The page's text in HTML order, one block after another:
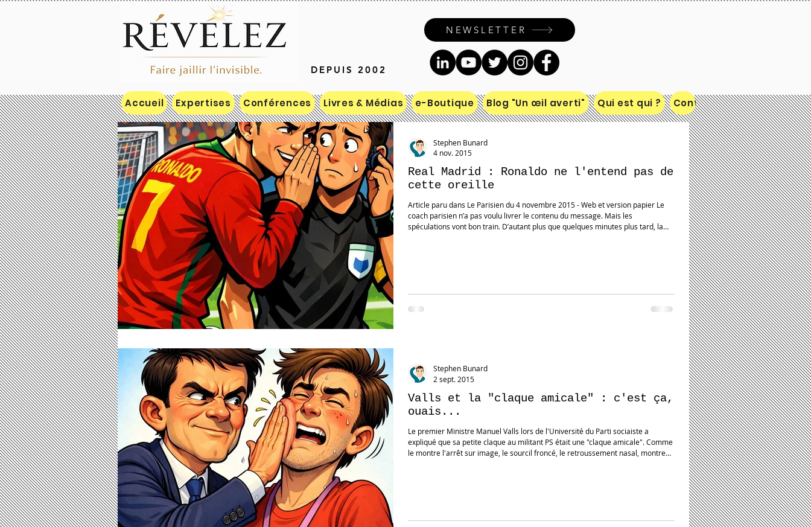
Real Madrid : Ronaldo ne l'entend pas de
cette oreille
Article paru dans Le Parisien du 4 novembre 2015 - Web et version papier Le
coach parisien n’a pas voulu livrer le contenu du message. Mais les
spéculations vont bon train. D’autant plus que quelques minutes plus tard, la
Stephen Bunard
4 nov. 2015
Valls et la "claque amicale" : c'est ça,
ouais...
Le premier Ministre Manuel Valls lors de l'Université du Parti sociaiste a
expliqué que sa petite claque au militant PS était une "claque amicale". Comme
le montre l'arrêt sur image, le sourcil froncé, le retroussement nasal, montrent
Stephen Bunard
2 sept. 2015
DEPUIS 2002
NEWSLETTER
Accueil Expertises Conférences Livres & Médias e-Boutique Blog "Un œil averti" Qui est qui ? Contact